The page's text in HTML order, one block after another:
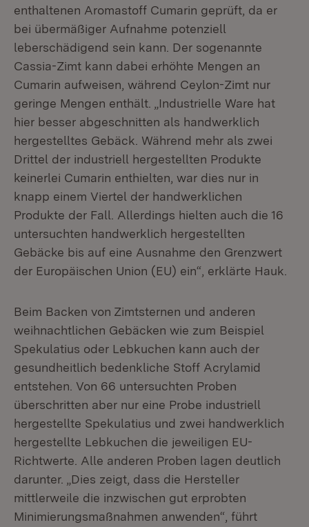
enthaltenen Aromastoff Cumarin geprüft, da er
bei übermäßiger Aufnahme potenziell
leberschädigend sein kann. Der sogenannte
Cassia-Zimt kann dabei erhöhte Mengen an
Cumarin aufweisen, während Ceylon-Zimt nur
geringe Mengen enthält. „Industrielle Ware hat
hier besser abgeschnitten als handwerklich
hergestelltes Gebäck. Während mehr als zwei
Drittel der industriell hergestellten Produkte
keinerlei Cumarin enthielten, war dies nur in
knapp einem Viertel der handwerklichen
Produkte der Fall. Allerdings hielten auch die 16
untersuchten handwerklich hergestellten
Gebäcke bis auf eine Ausnahme den Grenzwert
der Europäischen Union (EU) ein“, erklärte Hauk.
Beim Backen von Zimtsternen und anderen
weihnachtlichen Gebäcken wie zum Beispiel
Spekulatius oder Lebkuchen kann auch der
gesundheitlich bedenkliche Stoff Acrylamid
entstehen. Von 66 untersuchten Proben
überschritten aber nur eine Probe industriell
hergestellte Spekulatius und zwei handwerklich
hergestellte Lebkuchen die jeweiligen EU-
Richtwerte. Alle anderen Proben lagen deutlich
darunter. „Dies zeigt, dass die Hersteller
mittlerweile die inzwischen gut erprobten
Minimierungsmaßnahmen anwenden“, führt